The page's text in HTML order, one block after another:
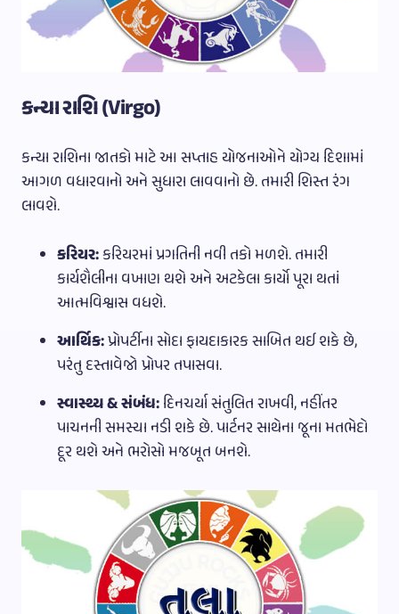
કન્યા રાશિ (Virgo)
કન્યા રાશિના જાતકો માટે આ સપ્તાહ યોજનાઓને યોગ્ય દિશામાં
આગળ વધારવાનો અને સુધારા લાવવાનો છે. તમારી શિસ્ત રંગ
લાવશે.
કરિયર:કરિયરમાં પ્રગતિની નવી તકો મળશે. તમારી
કાર્યશૈલીના વખાણ થશે અને અટકેલા કાર્યો પૂરા થતાં
આત્મવિશ્વાસ વધશે.
આર્થિક:પ્રોપર્ટીના સોદા ફાયદાકારક સાબિત થઈ શકે છે,
પરંતુ દસ્તાવેજો પ્રોપર તપાસવા.
સ્વાસ્થ્ય & સંબંધ:દિનચર્યા સંતુલિત રાખવી, નહીંતર
પાચનની સમસ્યા નડી શકે છે. પાર્ટનર સાથેના જૂના મતભેદો
દૂર થશે અને ભરોસો મજબૂત બનશે.